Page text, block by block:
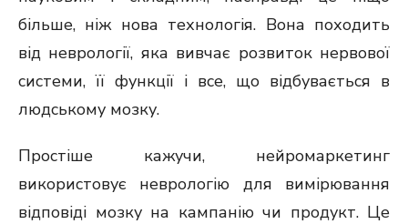
більше, ніж нова технологія. Вона походить
від неврології, яка вивчає розвиток нервової
системи, її функції і все, що відбувається в
людському мозку.
Простіше кажучи, нейромаркетинг
використовує неврологію для вимірювання
відповіді мозку на кампанію чи продукт. Це